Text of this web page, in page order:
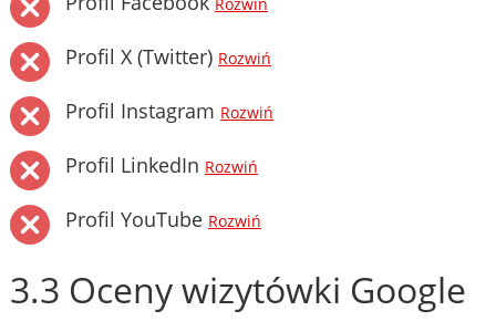
Rozwiń
Profil X (Twitter) Rozwiń
Profil Instagram Rozwiń
Profil LinkedIn Rozwiń
Profil YouTube Rozwiń
3.3 Oceny wizytówki Google